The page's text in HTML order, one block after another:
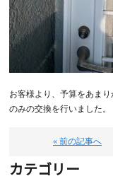
お客様より、予算をあま
のみの交換を行いました。
« 前の記事へ
カテゴリー